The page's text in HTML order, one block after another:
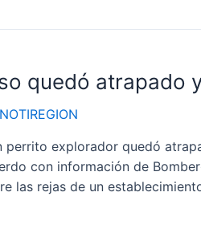
quedó atrapado
perrito explorador quedó
con información de
las rejas de un